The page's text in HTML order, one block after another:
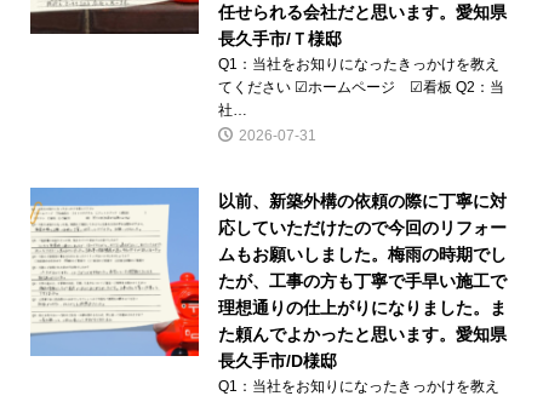
任せられる会社だと思います。愛知県
長久手市/Ｔ様邸
Q1：当社をお知りになったきっかけを教え
てください ☑ホームページ ☑看板 Q2：当
社…
2026-07-31
以前、新築外構の依頼の際に丁寧に対
応していただけたので今回のリフォー
ムもお願いしました。梅雨の時期でし
たが、工事の方も丁寧で手早い施工で
理想通りの仕上がりになりました。ま
た頼んでよかったと思います。愛知県
長久手市/D様邸
Q1：当社をお知りになったきっかけを教え